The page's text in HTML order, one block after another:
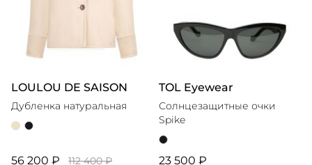
LOULOU DE SAISON
Дубленка натуральная
56 200 ₽ 112 400 ₽
TOL Eyewear
Солнцезащитные очки
Spike
23 500 ₽